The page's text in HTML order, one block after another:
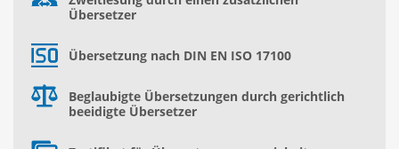
Übersetzer
Übersetzung nach DIN EN ISO 17100
Beglaubigte Übersetzungen durch gerichtlich
beeidigte Übersetzer